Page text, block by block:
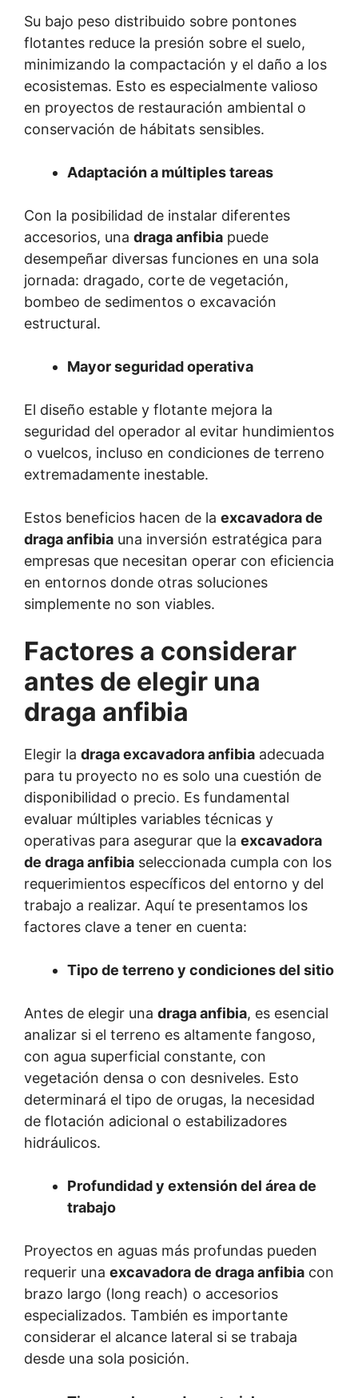
Su bajo peso distribuido sobre pontones
flotantes reduce la presión sobre el suelo,
minimizando la compactación y el daño a los
ecosistemas. Esto es especialmente valioso
en proyectos de restauración ambiental o
conservación de hábitats sensibles.
Adaptación a múltiples tareas
Con la posibilidad de instalar diferentes
accesorios, una draga anfibia puede
desempeñar diversas funciones en una sola
jornada: dragado, corte de vegetación,
bombeo de sedimentos o excavación
estructural.
Mayor seguridad operativa
El diseño estable y flotante mejora la
seguridad del operador al evitar hundimientos
o vuelcos, incluso en condiciones de terreno
extremadamente inestable.
Estos beneficios hacen de la excavadora de
draga anfibia una inversión estratégica para
empresas que necesitan operar con eficiencia
en entornos donde otras soluciones
simplemente no son viables.
Factores a considerar
antes de elegir una
draga anfibia
Elegir la draga excavadora anfibia adecuada
para tu proyecto no es solo una cuestión de
disponibilidad o precio. Es fundamental
evaluar múltiples variables técnicas y
operativas para asegurar que la excavadora
de draga anfibia seleccionada cumpla con los
requerimientos específicos del entorno y del
trabajo a realizar. Aquí te presentamos los
factores clave a tener en cuenta:
Tipo de terreno y condiciones del sitio
Antes de elegir una draga anfibia, es esencial
analizar si el terreno es altamente fangoso,
con agua superficial constante, con
vegetación densa o con desniveles. Esto
determinará el tipo de orugas, la necesidad
de flotación adicional o estabilizadores
hidráulicos.
Profundidad y extensión del área de
trabajo
Proyectos en aguas más profundas pueden
requerir una excavadora de draga anfibia con
brazo largo (long reach) o accesorios
especializados. También es importante
considerar el alcance lateral si se trabaja
desde una sola posición.